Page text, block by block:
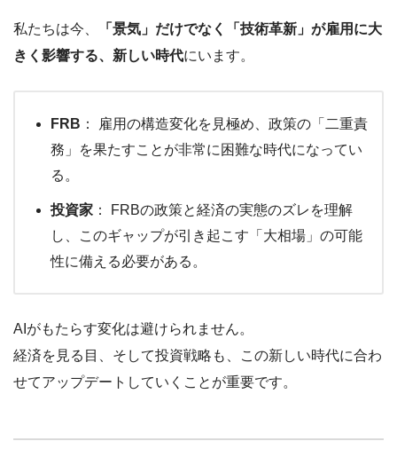
私たちは今、
「景気」だけでなく「技術革新」が雇用に大
きく影響する、新しい時代にいます。
FRB ： 雇用の構造変化を見極め、政策の「二重責
務」を果たすことが非常に困難な時代になってい
る。
投資家 ： FRBの政策と経済の実態のズレを理解
し、このギャップが引き起こす「大相場」の可能
性に備える必要がある。
AIがもたらす変化は避けられません。
経済を見る目、そして投資戦略も、この新しい時代に合わ
せてアップデートしていくことが重要です。